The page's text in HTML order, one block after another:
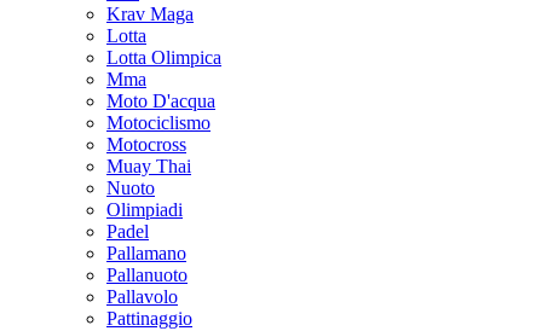
Krav Maga
Lotta
Lotta Olimpica
Mma
Moto D'acqua
Motociclismo
Motocross
Muay Thai
Nuoto
Olimpiadi
Padel
Pallamano
Pallanuoto
Pallavolo
Pattinaggio